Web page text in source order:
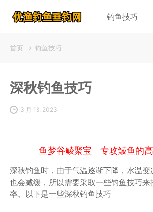
钓鱼技巧
首页 钓鱼技巧
深秋钓鱼技巧
3 月 18, 2023
鱼梦谷鲮聚宝：专攻鲮鱼的
深秋钓鱼时，由于气温逐渐下降，水温变
也会减缓，所以需要采取一些钓鱼技巧来
率。以下是一些深秋钓鱼技巧：